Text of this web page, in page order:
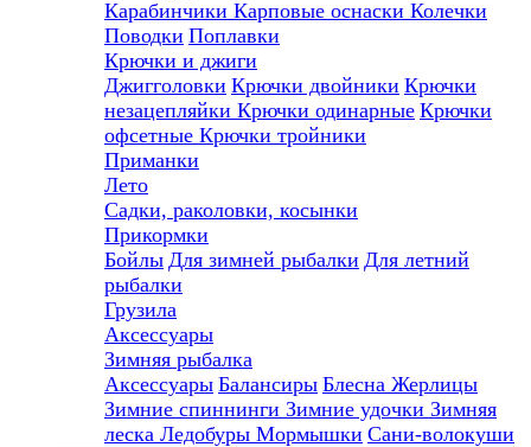
Карабинчики Карповые оснаски Колечки
Поводки Поплавки
Крючки и джиги
Джигголовки Крючки двойники Крючки
незацепляйки Крючки одинарные Крючки
офсетные Крючки тройники
Приманки
Лето
Садки, раколовки, косынки
Прикормки
Бойлы Для зимней рыбалки Для летний
рыбалки
Грузила
Аксессуары
Зимняя рыбалка
Аксессуары Балансиры Блесна Жерлицы
Зимние спиннинги Зимние удочки Зимняя
леска Ледобуры Мормышки Сани-волокуши